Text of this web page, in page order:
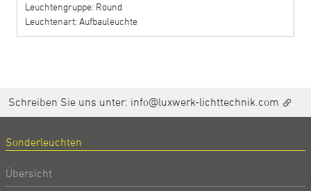
Leuchtengruppe: Round
Leuchtenart: Aufbauleuchte
Schreiben Sie uns unter: info@luxwerk-lichttechnik.com
Sonderleuchten
Übersicht